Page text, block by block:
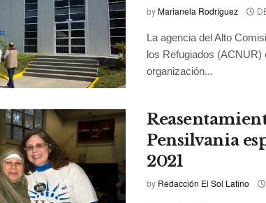
byMarianela Rodríguez
La agencia del Alto
los Refugiados
organización...
Pensilvania
2021
by Redacción El Sol Latino